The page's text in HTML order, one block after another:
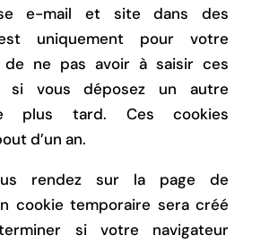
e-mail et site dans des
uniquement pour votre
ne pas avoir à saisir ces
si vous déposez un autre
plus tard. Ces cookies
d’un an.
rendez sur la page de
cookie temporaire sera créé
si votre navigateur